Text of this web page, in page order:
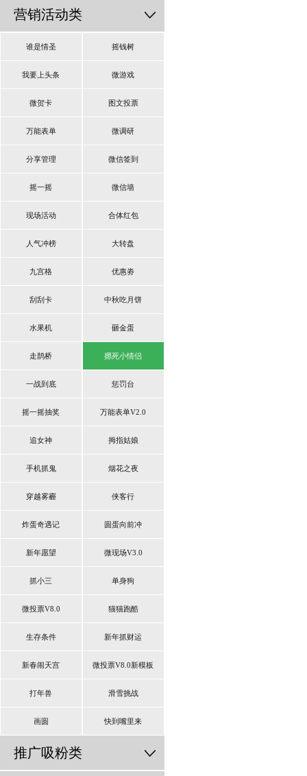
营销活动类
谁是情圣 摇钱树
我要上头条 微游戏
微贺卡 图文投票
万能表单 微调研
分享管理 微信签到
摇一摇 微信墙
现场活动 合体红包
人气冲榜 大转盘
九宫格 优惠劵
刮刮卡 中秋吃月饼
水果机 砸金蛋
走鹊桥 摁死小情侣
一战到底 惩罚台
摇一摇抽奖 万能表单V2.0
追女神 拇指姑娘
手机抓鬼 烟花之夜
穿越雾霾 侠客行
炸蛋奇遇记 圆蛋向前冲
新年愿望 微现场V3.0
抓小三 单身狗
微投票V8.0 猫猫跑酷
生存条件 新年抓财运
新春闹天宫 微投票V8.0新模板
打年兽 滑雪挑战
画圆 快到嘴里来
推广吸粉类